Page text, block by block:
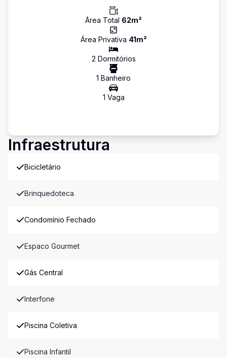
Área Total 62m²
Área Privativa 41m²
2 Dormitórios
1 Banheiro
1 Vaga
Infraestrutura
Bicicletário
Brinquedoteca
Condomínio Fechado
Espaco Gourmet
Gás Central
Interfone
Piscina Coletiva
Piscina Infantil